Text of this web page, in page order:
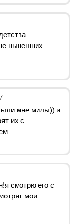
нынешних
мне милы)) и
их с
смотрю его с
мои